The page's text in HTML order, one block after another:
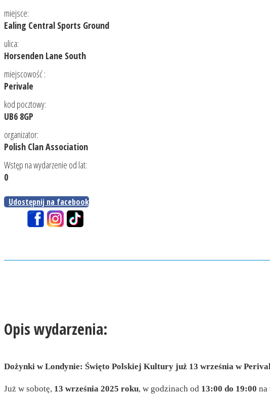
miejsce:
Ealing Central Sports Ground
ulica:
Horsenden Lane South
miejscowość :
Perivale
kod pocztowy:
UB6 8GP
organizator:
Polish Clan Association
Wstęp na wydarzenie od lat:
0
Udostępnij na facebook
Opis wydarzenia:
Dożynki w Londynie: Święto Polskiej Kultury już 13 września w
Już w sobotę, 13 września 2025 roku, w godzinach od 13:00 do 19:00 na